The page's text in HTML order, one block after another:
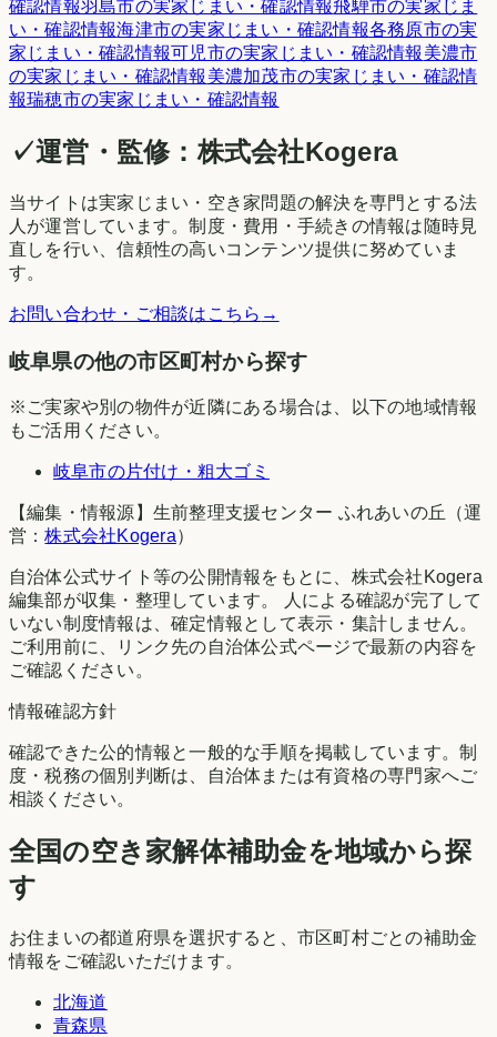
確認情報羽島市の実家じまい・確認情報飛騨市の実家じま
い・確認情報海津市の実家じまい・確認情報各務原市の実
家じまい・確認情報可児市の実家じまい・確認情報 美濃市
の実家じまい・確認情報 美濃加茂市の実家じまい・確認情
報瑞穂市の実家じまい・確認情報
✓運営・監修：株式会社Kogera
当サイトは実家じまい・空き家問題の解決を専門とする法
人が運営しています。制度・費用・手続きの情報は随時見
直しを行い、信頼性の高いコンテンツ提供に努めていま
す。
お問い合わせ・ご相談はこちら →
岐阜県の他の市区町村から探す
※ご実家や別の物件が近隣にある場合は、以下の地域情報
もご活用ください。
岐阜市の片付け・粗大ゴミ
【編集・情報源】生前整理支援センター ふれあいの丘（運
営：株式会社Kogera）
自治体公式サイト等の公開情報をもとに、株式会社Kogera
編集部が収集・整理しています。 人による確認が完了して
いない制度情報は、確定情報として表示・集計しません。
ご利用前に、リンク先の自治体公式ページで最新の内容を
ご確認ください。
情報確認方針
確認できた公的情報と一般的な手順を掲載しています。制
度・税務の個別判断は、自治体または有資格の専門家へご
相談ください。
全国の空き家解体補助金を地域から探
す
お住まいの都道府県を選択すると、市区町村ごとの補助金
情報をご確認いただけます。
北海道
青森県